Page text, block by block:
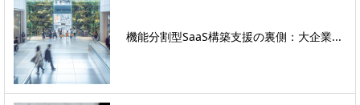
機能分割型SaaS構築支援の裏側：大企業...